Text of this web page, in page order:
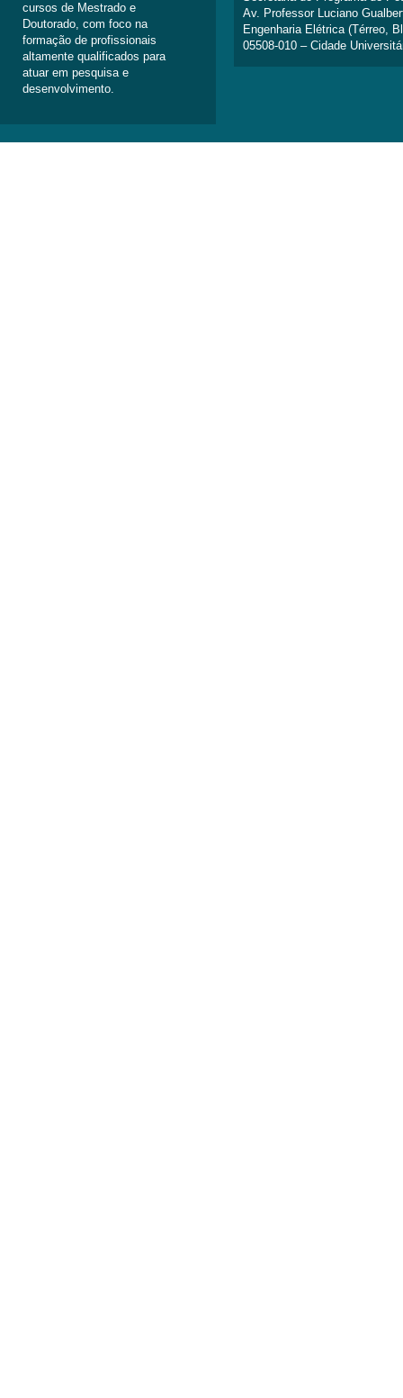
cursos de Mestrado e
Doutorado, com foco na
formação de profissionais
altamente qualificados para
atuar em pesquisa e
desenvolvimento.
Av. Professor Luciano
Engenharia Elétrica (Térreo,
05508-010 – Cidade